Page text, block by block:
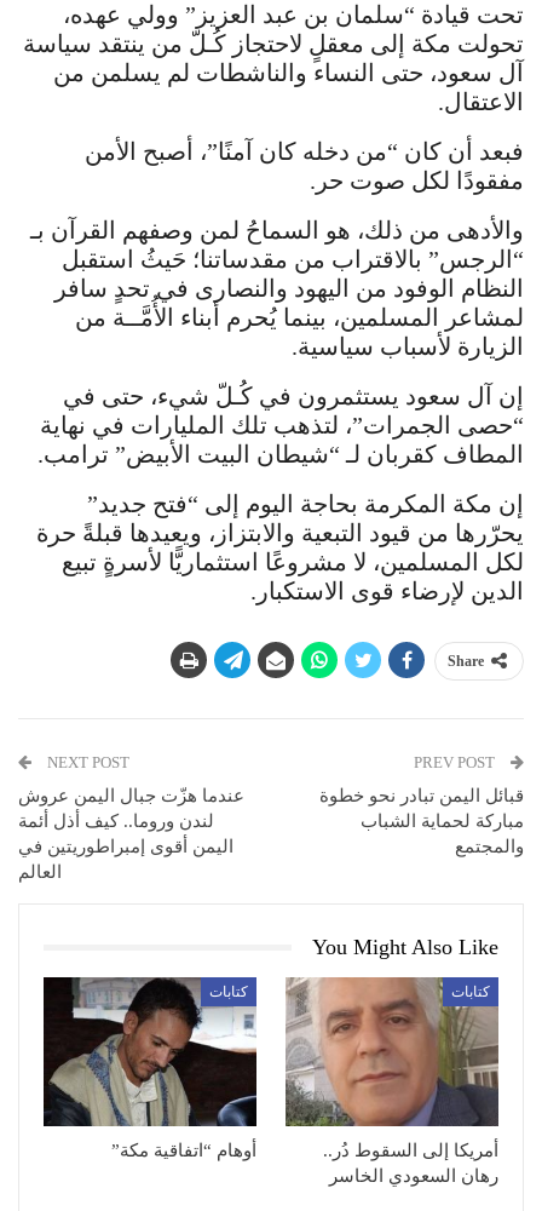
تحت قيادة “سلمان بن عبد العزيز” وولي عهده،
تحولت مكة إلى معقلٍ لاحتجاز كُـلّ من ينتقد سياسة
آل سعود، حتى النساء والناشطات لم يسلمن من
الاعتقال.
فبعد أن كان “من دخله كان آمنًا”، أصبح الأمن
مفقودًا لكل صوت حر.
والأدهى من ذلك، هو السماحُ لمن وصفهم القرآن بـ
“الرجس” بالاقتراب من مقدساتنا؛ حَيثُ استقبل
النظام الوفود من اليهود والنصارى في تحدٍ سافر
لمشاعر المسلمين، بينما يُحرم أبناء الأُمَّــة من
الزيارة لأسباب سياسية.
إن آل سعود يستثمرون في كُـلّ شيء، حتى في
“حصى الجمرات”، لتذهب تلك المليارات في نهاية
المطاف كقربان لـ “شيطان البيت الأبيض” ترامب.
إن مكة المكرمة بحاجة اليوم إلى “فتح جديد”
يحرّرها من قيود التبعية والابتزاز، ويعيدها قبلةً حرة
لكل المسلمين، لا مشروعًا استثماريًّا لأسرةٍ تبيع
الدين لإرضاء قوى الاستكبار.
Share
قبائل اليمن تبادر نحو خطوة
مباركة لحماية الشباب
والمجتمع
NEXT POST
عندما هزّت جبال اليمن عروش
لندن وروما.. كيف أذل أئمة
اليمن أقوى إمبراطوريتين في
العالم
You Might Also Like
كتابات
أمريكا إلى السقوط دُر..
رهان السعودي الخاسر
كتابات
أوهام “اتفاقية مكة”